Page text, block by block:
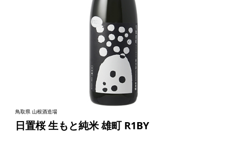
鳥取県 山根酒造場
日置桜 生もと純米 雄町 R1BY